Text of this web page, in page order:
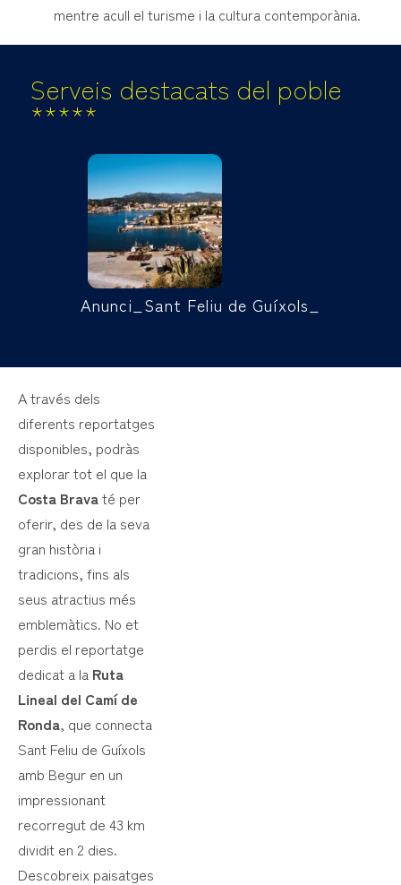
mentre acull el turisme i la cultura contemporània.
Serveis destacats del poble
*****
Anunci_Sant Feliu de Guíxols_
A través dels
diferents reportatges
disponibles, podràs
explorar tot el que la
Costa Bravaté per
oferir, des de la seva
gran història i
tradicions, fins als
seus atractius més
emblemàtics. No et
perdis el reportatge
dedicat a la Ruta
Lineal del Camí de
Ronda, que connecta
Sant Feliu de Guíxols
amb Begur en un
impressionant
recorregut de 43 km
dividit en 2 dies.
Descobreix paisatges